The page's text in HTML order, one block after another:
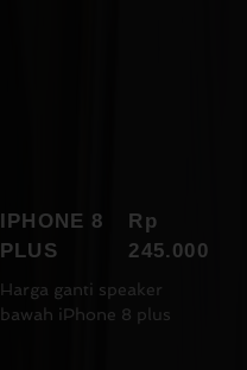
IPHONE 8
PLUS
Rp
245.000
Harga ganti speaker
bawah iPhone 8 plus